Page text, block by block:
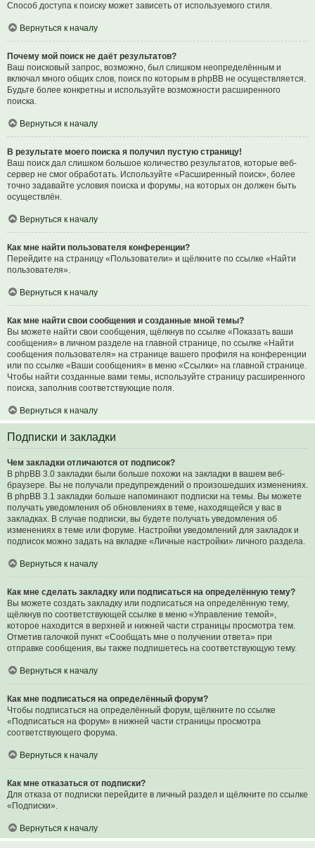
Способ доступа к поиску может зависеть от используемого стиля.
Вернуться к началу
Почему мой поиск не даёт результатов?
Ваш поисковый запрос, возможно, был слишком неопределённым и
включал много общих слов, поиск по которым в phpBB не осуществляется.
Будьте более конкретны и используйте возможности расширенного
поиска.
Вернуться к началу
В результате моего поиска я получил пустую страницу!
Ваш поиск дал слишком большое количество результатов, которые веб-
сервер не смог обработать. Используйте «Расширенный поиск», более
точно задавайте условия поиска и форумы, на которых он должен быть
осуществлён.
Вернуться к началу
Как мне найти пользователя конференции?
Перейдите на страницу «Пользователи» и щёлкните по ссылке «Найти
пользователя».
Вернуться к началу
Как мне найти свои сообщения и созданные мной темы?
Вы можете найти свои сообщения, щёлкнув по ссылке «Показать ваши
сообщения» в личном разделе на главной странице, по ссылке «Найти
сообщения пользователя» на странице вашего профиля на конференции
или по ссылке «Ваши сообщения» в меню «Ссылки» на главной странице.
Чтобы найти созданные вами темы, используйте страницу расширенного
поиска, заполнив соответствующие поля.
Вернуться к началу
Подписки и закладки
Чем закладки отличаются от подписок?
В phpBB 3.0 закладки были больше похожи на закладки в вашем веб-
браузере. Вы не получали предупреждений о произошедших изменениях.
В phpBB 3.1 закладки больше напоминают подписки на темы. Вы можете
получать уведомления об обновлениях в теме, находящейся у вас в
закладках. В случае подписки, вы будете получать уведомления об
изменениях в теме или форуме. Настройки уведомлений для закладок и
подписок можно задать на вкладке «Личные настройки» личного раздела.
Вернуться к началу
Как мне сделать закладку или подписаться на определённую тему?
Вы можете создать закладку или подписаться на определённую тему,
щёлкнув по соответствующей ссылке в меню «Управление темой»,
которое находится в верхней и нижней части страницы просмотра тем.
Отметив галочкой пункт «Сообщать мне о получении ответа» при
отправке сообщения, вы также подпишетесь на соответствующую тему.
Вернуться к началу
Как мне подписаться на определённый форум?
Чтобы подписаться на определённый форум, щёлкните по ссылке
«Подписаться на форум» в нижней части страницы просмотра
соответствующего форума.
Вернуться к началу
Как мне отказаться от подписки?
Для отказа от подписки перейдите в личный раздел и щёлкните по ссылке
«Подписки».
Вернуться к началу